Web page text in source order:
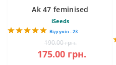
Ak 47 feminised
iSeeds
Відгуків - 23
190.00 грн.
175.00 грн.